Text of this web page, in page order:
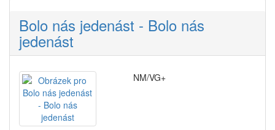
Bolo nás jedenást - Bolo nás
jedenást
NM/VG+